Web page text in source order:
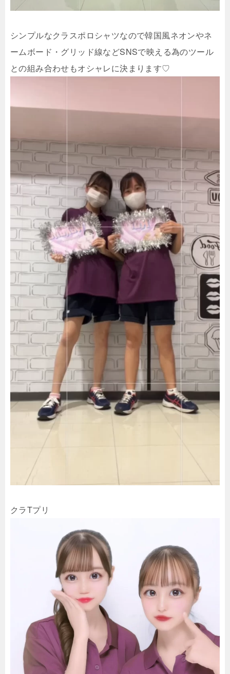
シンプルなクラスポロシャツなので韓国風ネオンやネ
ームボード・グリッド線などSNSで映える為のツール
との組み合わせもオシャレに決まります♡
クラTプリ